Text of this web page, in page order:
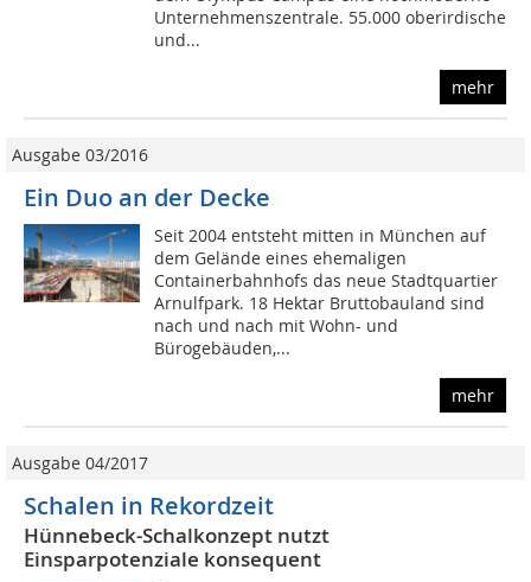
Unternehmenszentrale. 55.000 oberirdische
und...
mehr
Ausgabe 03/2016
Ein Duo an der Decke
Seit 2004 entsteht mitten in München auf
dem Gelände eines ehemaligen
Containerbahnhofs das neue Stadtquartier
Arnulfpark. 18 Hektar Bruttobauland sind
nach und nach mit Wohn- und
Bürogebäuden,...
mehr
Ausgabe 04/2017
Schalen in Rekordzeit
Hünnebeck-Schalkonzept nutzt
Einsparpotenziale konsequent